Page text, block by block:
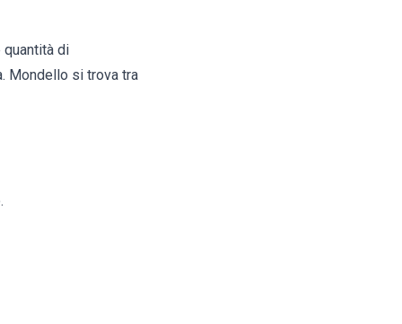
di
Mondello si trova tra